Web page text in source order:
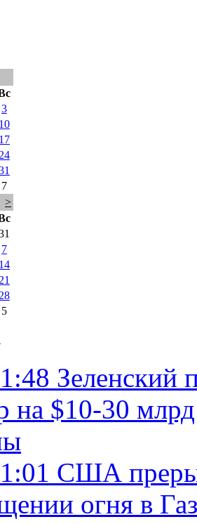
3
10
17
24
7
>
7
14
21
28
5
Зеленский
на $10-30
США
огня в